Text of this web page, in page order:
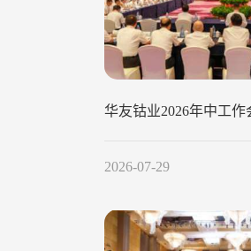
华友钴业2026年中工
2026-07-29